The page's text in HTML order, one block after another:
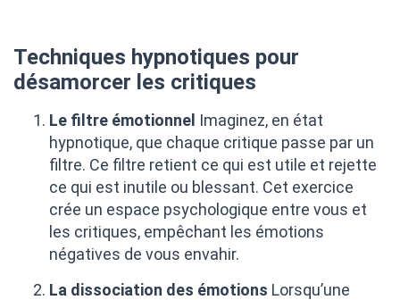
Techniques hypnotiques pour
désamorcer les critiques
Le filtre émotionnel Imaginez, en état
hypnotique, que chaque critique passe par un
filtre. Ce filtre retient ce qui est utile et rejette
ce qui est inutile ou blessant. Cet exercice
crée un espace psychologique entre vous et
les critiques, empêchant les émotions
négatives de vous envahir.
La dissociation des émotions Lorsqu’une